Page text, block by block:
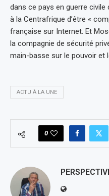
dans ce pays en guerre civile
à la Centrafrique d’être «
française sur Internet. Et
la compagnie de sécurité
main-basse sur le pouvoir et
ACTU À LA UNE
0